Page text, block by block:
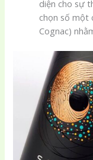
diện cho sự
chọn số một
Cognac)